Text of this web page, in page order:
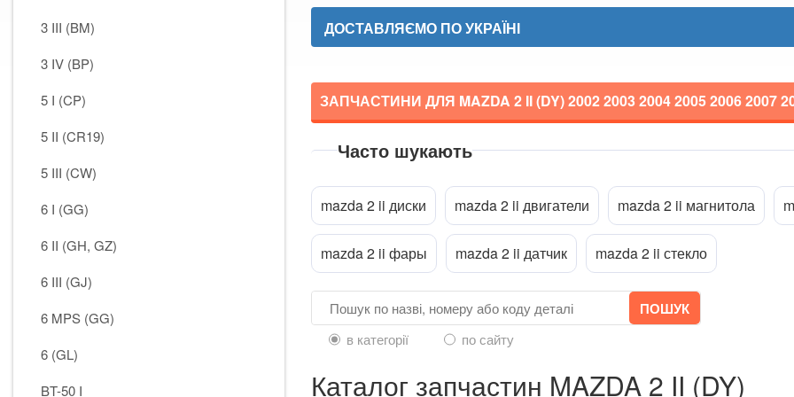
3 III (BM)
3 IV (BP)
5 I (CP)
5 II (CR19)
5 III (CW)
6 I (GG)
6 II (GH, GZ)
6 III (GJ)
6 MPS (GG)
6 (GL)
BT-50 I
ДОСТАВЛЯЄМО ПО УКРАЇНІ
ЗАПЧАСТИНИ ДЛЯ MAZDA 2 II (DY)2002 2003 2004 2005 2006 2007
Часто шукають
mazda 2 ii диски mazda 2 ii двигатели mazda 2 ii магнитола
mazda 2 ii фары mazda 2 ii датчик mazda 2 ii стекло
в категорії по сайту
Каталог запчастин MAZDA 2 II (DY)